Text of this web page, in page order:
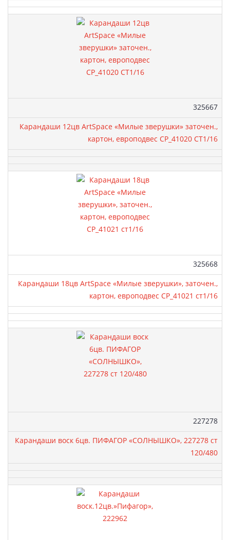
Артикул:
325667
Карандаши 12цв ArtSpace «Милые зверушки» заточен.,
картон, европодвес CP_41020 СТ1/16
Артикул:
325668
Карандаши 18цв ArtSpace «Милые зверушки», заточен.,
картон, европодвес CP_41021 ст1/16
Артикул:
227278
Карандаши воск 6цв. ПИФАГОР «СОЛНЫШКО», 227278 ст
120/480